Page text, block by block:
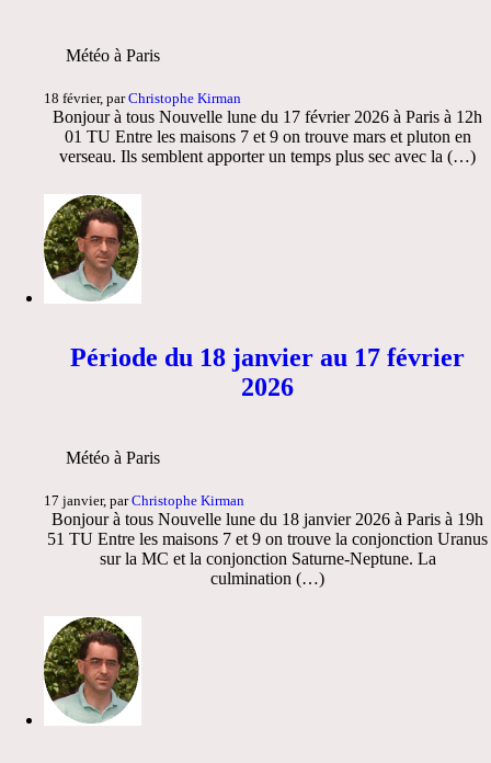
Météo à Paris
18 février, parChristophe Kirman
Bonjour à tous Nouvelle lune du 17 février 2026 à Paris à 12h
01 TU Entre les maisons 7 et 9 on trouve mars et pluton en
verseau. Ils semblent apporter un temps plus sec avec la (…)
Période du 18 janvier au 17 février
2026
Météo à Paris
17 janvier, parChristophe Kirman
Bonjour à tous Nouvelle lune du 18 janvier 2026 à Paris à 19h
51 TU Entre les maisons 7 et 9 on trouve la conjonction Uranus
sur la MC et la conjonction Saturne-Neptune. La
culmination (…)